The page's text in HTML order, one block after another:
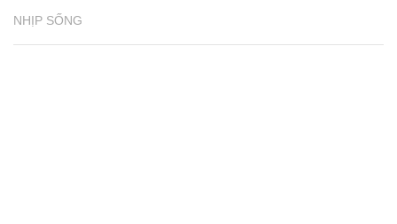
NHỊP SỐNG